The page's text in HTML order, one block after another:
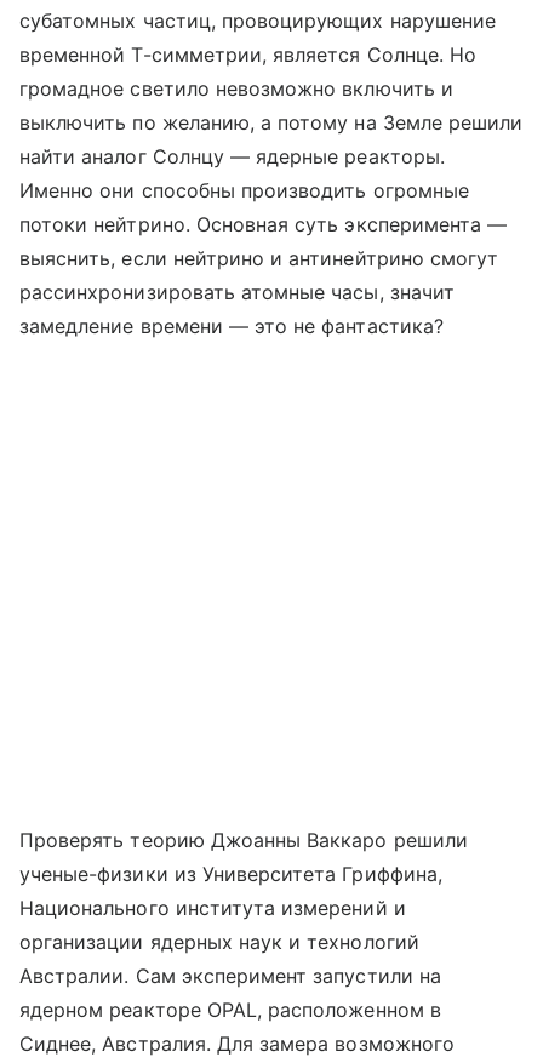
субатомных частиц, провоцирующих нарушение
временной Т-симметрии, является Солнце. Но
громадное светило невозможно включить и
выключить по желанию, а потому на Земле решили
найти аналог Солнцу — ядерные реакторы.
Именно они способны производить огромные
потоки нейтрино. Основная суть эксперимента —
выяснить, если нейтрино и антинейтрино смогут
рассинхронизировать атомные часы, значит
замедление времени — это не фантастика?
Проверять теорию Джоанны Ваккаро решили
ученые-физики из Университета Гриффина,
Национального института измерений и
организации ядерных наук и технологий
Австралии. Сам эксперимент запустили на
ядерном реакторе OPAL, расположенном в
Сиднее, Австралия. Для замера возможного